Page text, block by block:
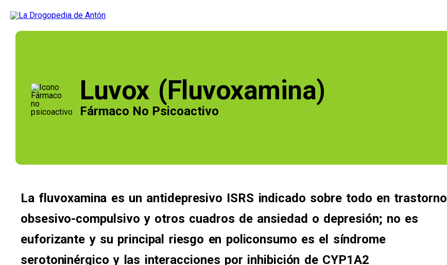
Luvox (Fluvoxamina)
Fármaco No Psicoactivo
La fluvoxamina es un antidepresivo ISRS indicado sobre todo en trastorno
obsesivo-compulsivo y otros cuadros de ansiedad o depresión; no es
euforizante y su principal riesgo en policonsumo es el síndrome
serotoninérgico y las interacciones por inhibición de CYP1A2